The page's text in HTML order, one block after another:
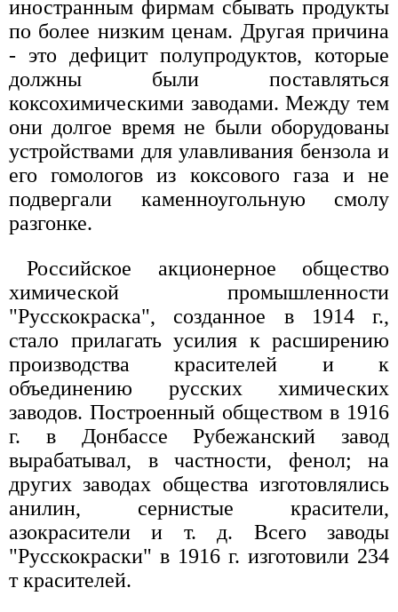
иностранным фирмам сбывать продукты
по более низким ценам. Другая причина
- это дефицит полупродуктов, которые
должны были поставляться
коксохимическими заводами. Между тем
они долгое время не были оборудованы
устройствами для улавливания бензола и
его гомологов из коксового газа и не
подвергали каменноугольную смолу
разгонке.
Российское акционерное общество
химической промышленности
"Русскокраска", созданное в 1914 г.,
стало прилагать усилия к расширению
производства красителей и к
объединению русских химических
заводов. Построенный обществом в 1916
г. в Донбассе Рубежанский завод
вырабатывал, в частности, фенол; на
других заводах общества изготовлялись
анилин, сернистые красители,
азокрасители и т. д. Всего заводы
"Русскокраски" в 1916 г. изготовили 234
т красителей.